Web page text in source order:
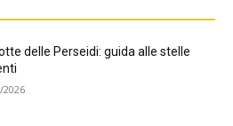
delle Perseidi: guida alle stelle
2026